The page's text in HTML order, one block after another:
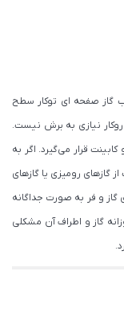
گاز صفحه ای توکار سطح
نیازی به برش نیست.
کابینت قرار می‌گیرد. اگر به
گازهای رومیزی یا گازهای
گاز و فر به صورت جداگانه
گاز و اطراف آن مشکلی